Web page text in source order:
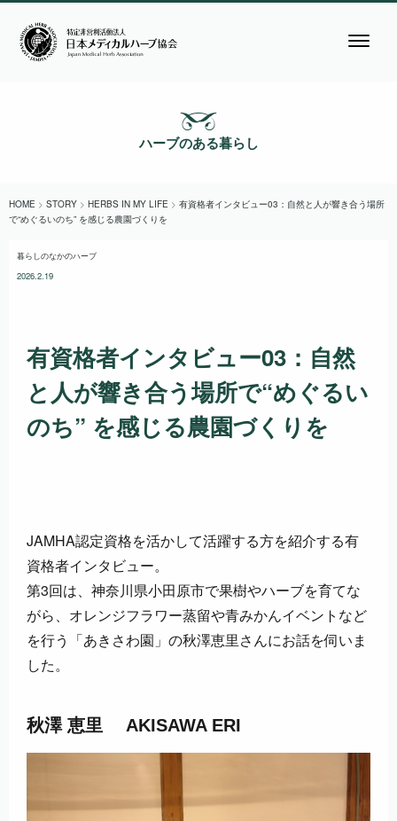
ハーブのある暮らし
HOME > STORY > HERBS IN MY LIFE > 有資格者インタビュー03：自然と人が響き合う場所
で“めぐるいのち” を感じる農園づくりを
暮らしのなかのハーブ
2026.2.19
有資格者インタビュー03：自然
と人が響き合う場所で“めぐるい
のち” を感じる農園づくりを
JAMHA認定資格を活かして活躍する方を紹介する有
資格者インタビュー。
第3回は、神奈川県小田原市で果樹やハーブを育てな
がら、オレンジフラワー蒸留や青みかんイベントなど
を行う「あきさわ園」の秋澤恵里さんにお話を伺いま
した。
秋澤 恵里 AKISAWA ERI